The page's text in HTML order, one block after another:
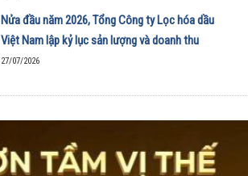
Nửa đầu năm 2026, Tổng Công ty Lọc hóa dầu
Việt Nam lập kỷ lục sản lượng và doanh thu
27/07/2026